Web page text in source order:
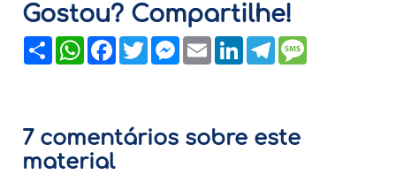
Gostou? Compartilhe!
ShareWhatsAppFacebook
TwitterMessenger
Email LinkedInTelegram
7 comentários sobre este
material